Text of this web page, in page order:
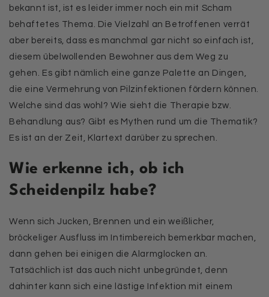
bekannt ist, ist es leider immer noch ein mit Scham
behaftetes Thema. Die Vielzahl an Betroffenen verrät
aber bereits, dass es manchmal gar nicht so einfach ist,
diesem übelwollenden Bewohner aus dem Weg zu
gehen. Es gibt nämlich eine ganze Palette an Dingen,
die eine Vermehrung von Pilzinfektionen fördern können.
Welche sind das wohl? Wie sieht die Therapie bzw.
Behandlung aus? Gibt es Mythen rund um die Thematik?
Es ist an der Zeit, Klartext darüber zu sprechen.
Wie erkenne ich, ob ich
Scheidenpilz habe?
Wenn sich Jucken, Brennen und ein weißlicher,
bröckeliger Ausfluss im Intimbereich bemerkbar machen,
dann gehen bei einigen die Alarmglocken an.
Tatsächlich ist das auch nicht unbegründet, denn
dahinter kann sich eine lästige Infektion mit einem